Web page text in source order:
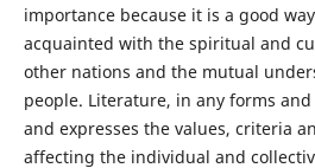
importance because it is a good
acquainted with the spiritual and
other nations and the mutual
people. Literature, in any forms
and expresses the values, criteria
affecting the individual and